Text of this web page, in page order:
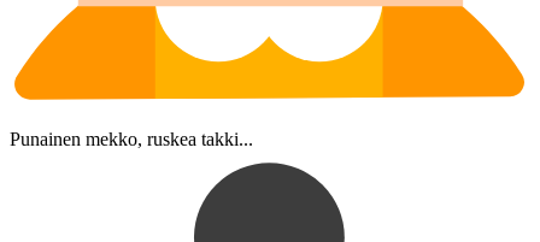
Punainen mekko, ruskea takki...